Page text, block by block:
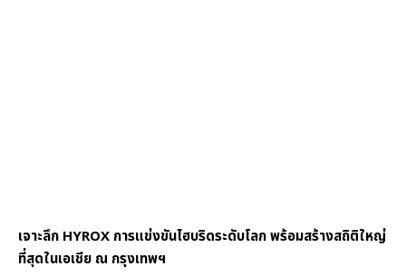
เจาะลึก HYROX การแข่งขันไฮบริดระดับโลก พร้อมสร้างสถิติใหญ่
ที่สุดในเอเชีย ณ กรุงเทพฯ